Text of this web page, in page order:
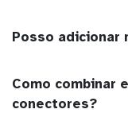
Posso adicionar
Como combinar
conectores?